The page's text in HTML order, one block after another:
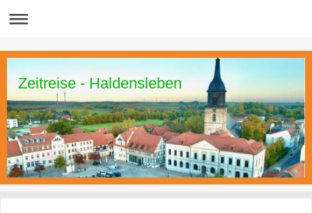
Zeitreise - Haldensleben